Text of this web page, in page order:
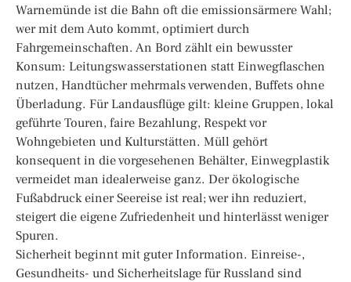
Warnemünde ist die Bahn oft die emissionsärmere Wahl;
wer mit dem Auto kommt, optimiert durch
Fahrgemeinschaften. An Bord zählt ein bewusster
Konsum: Leitungswasserstationen statt Einwegflaschen
nutzen, Handtücher mehrmals verwenden, Buffets ohne
Überladung. Für Landausflüge gilt: kleine Gruppen, lokal
geführte Touren, faire Bezahlung, Respekt vor
Wohngebieten und Kulturstätten. Müll gehört
konsequent in die vorgesehenen Behälter, Einwegplastik
vermeidet man idealerweise ganz. Der ökologische
Fußabdruck einer Seereise ist real; wer ihn reduziert,
steigert die eigene Zufriedenheit und hinterlässt weniger
Spuren.
Sicherheit beginnt mit guter Information. Einreise-,
Gesundheits- und Sicherheitslage für Russland sind